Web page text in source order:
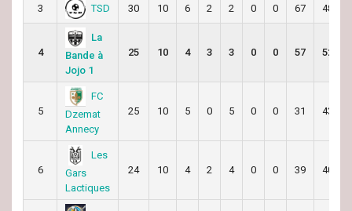
3 TSD 30 10 6 2 2 0 0 67 48
4
La
Bande à
Jojo 1
25 10 4 3 3 0 0 57 52
5
FC
Dzemat
Annecy
25 10 5 0 5 0 0 31 43
6
Les
Gars
Lactiques
24 10 4 2 4 0 0 39 40